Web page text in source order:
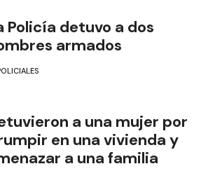
Policía detuvo a dos
armados
a una mujer por
en una vivienda y
a una familia